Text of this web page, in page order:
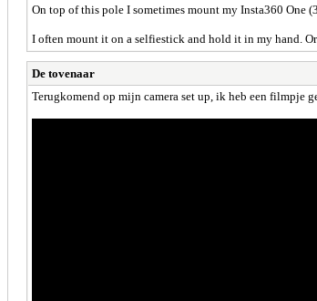
On top of this pole I sometimes mount my Insta360 One
I often mount it on a selfiestick and hold it in my hand.
De tovenaar
Terugkomend op mijn camera set up, ik heb een filmpje